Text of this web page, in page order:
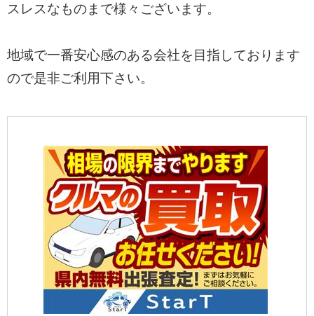
スレスなものまで様々ございます。
地域で一番安心感のある会社を目指しております
ので是非ご利用下さい。